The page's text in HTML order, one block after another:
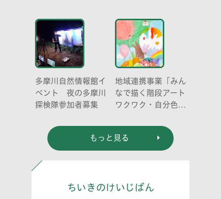
成り立ち、生態系に
おける役割」
どう伝える? (幼児
編)」
多摩川自然情報館イ
ベント 夜の多摩川
探検隊参加者募集
地域連携事業「みん
なで描く階段アート
ワクワク・自分色の
もっと見る
ちいきのけいじばん